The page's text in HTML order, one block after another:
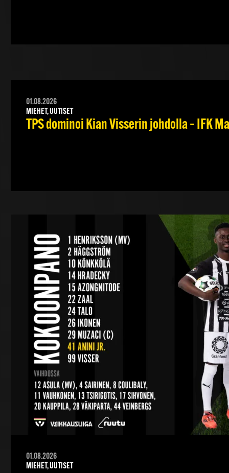
01.08.2026
MIEHET, UUTISET
TPS dominoi Kian Visserin johdolla – IFK
01.08.2026
MIEHET, UUTISET